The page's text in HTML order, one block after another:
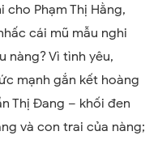
Phạm Thị Hằng,
cái mũ mẫu nghi
nàng? Vì tình yêu,
mạnh gắn kết hoàng
Thị Đang – khối đen
và con trai của nàng;